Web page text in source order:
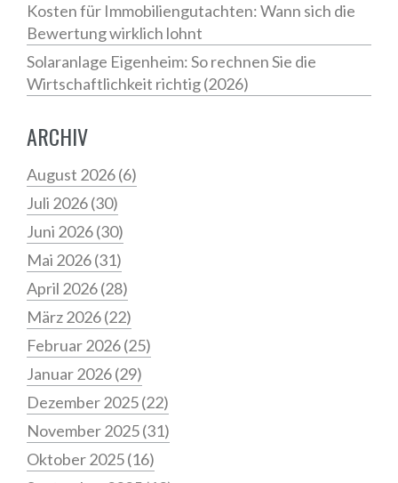
Kosten für Immobiliengutachten: Wann sich die
Bewertung wirklich lohnt
Solaranlage Eigenheim: So rechnen Sie die
Wirtschaftlichkeit richtig (2026)
ARCHIV
August 2026(6)
Juli 2026(30)
Juni 2026(30)
Mai 2026(31)
April 2026(28)
März 2026(22)
Februar 2026(25)
Januar 2026(29)
Dezember 2025(22)
November 2025(31)
Oktober 2025(16)